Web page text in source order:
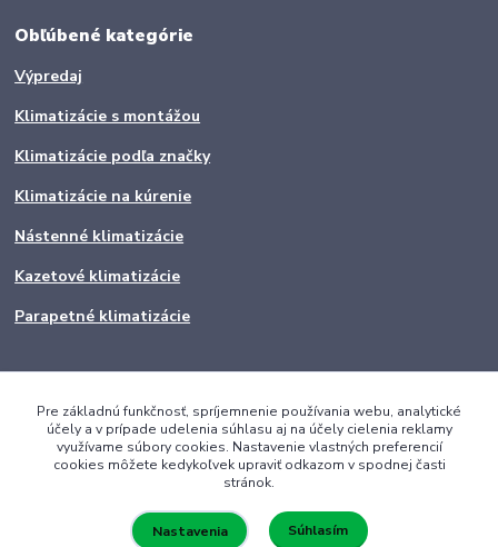
Obľúbené kategórie
Výpredaj
Klimatizácie s montážou
Klimatizácie podľa značky
Klimatizácie na kúrenie
Nástenné klimatizácie
Kazetové klimatizácie
Parapetné klimatizácie
Pre základnú funkčnosť, spríjemnenie používania webu, analytické
účely a v prípade udelenia súhlasu aj na účely cielenia reklamy
využívame súbory cookies. Nastavenie vlastných preferencií
cookies môžete kedykoľvek upraviť odkazom v spodnej časti
stránok.
Nastavenia Súhlasím